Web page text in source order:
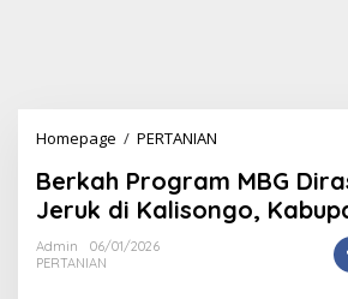
Homepage / PERTANIAN
r
k
a
Berkah Program MBG
Jeruk di Kalisongo,
Admin
06/01/2026
PERTANIAN